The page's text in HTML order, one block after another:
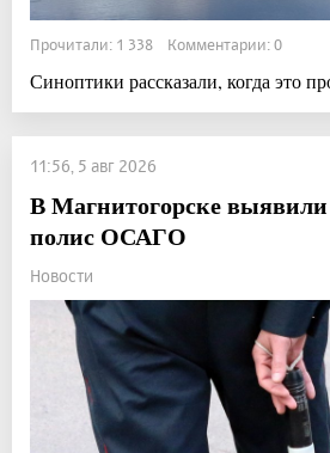
Прочитали: 1 338 Комментарии: 0
Синоптики рассказали, когда это
11:56, 5 авг 2026
В Магнитогорске
полис ОСАГО
Новости